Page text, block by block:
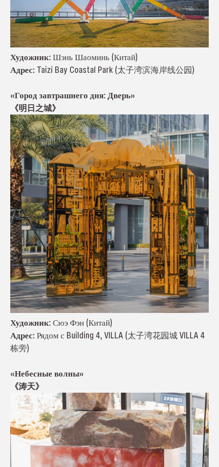
Художник: Шэнь Шаоминь (Китай)
Адрес: Taizi Bay Coastal Park (太子湾滨海岸线公园)
«Город завтрашнего дня: Дверь»
《明日之城》
Художник: Сюэ Фэн (Китай)
Адрес: Рядом с Building 4, VILLA (太子湾花园城 VILLA 4
栋旁)
«Небесные волны»
《涛天》